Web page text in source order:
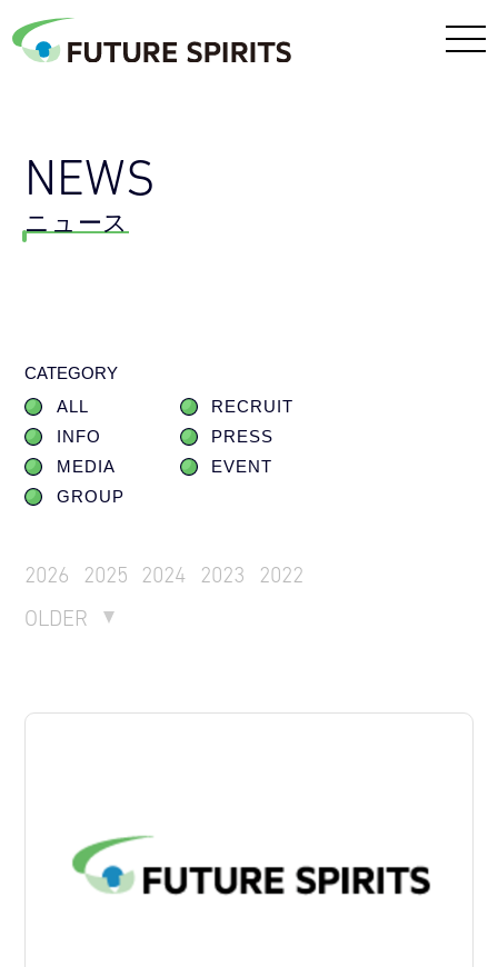
NEWS
ニュース
CATEGORY
ALL
RECRUIT
INFO
PRESS
MEDIA
EVENT
GROUP
2026 2025 2024 2023
2022
OLDER